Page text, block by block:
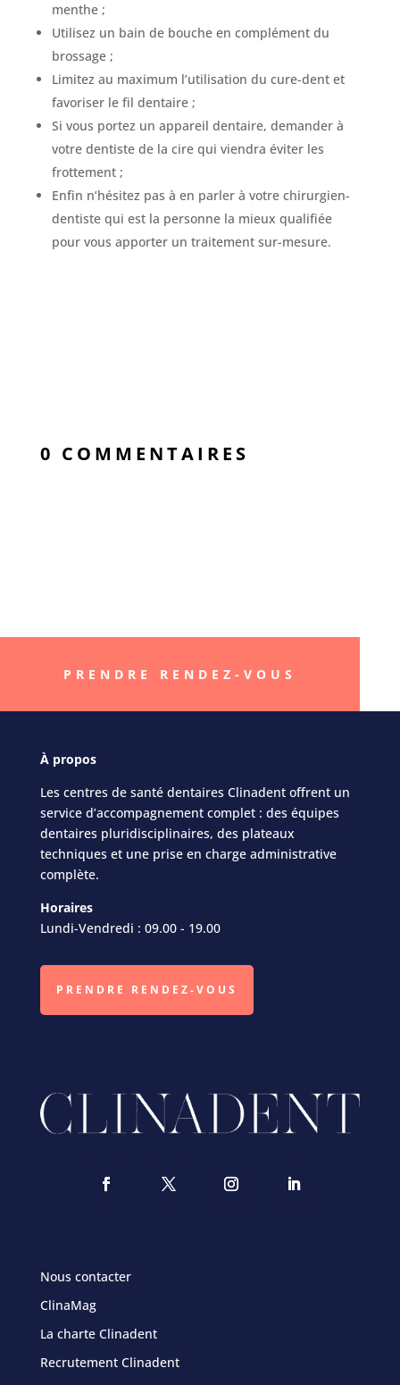
menthe ;
Utilisez un bain de bouche en complément du
brossage ;
Limitez au maximum l’utilisation du cure-dent et
favoriser le fil dentaire ;
Si vous portez un appareil dentaire, demander à
votre dentiste de la cire qui viendra éviter les
frottement ;
Enfin n’hésitez pas à en parler à votre chirurgien-
dentiste qui est la personne la mieux qualifiée
pour vous apporter un traitement sur-mesure.
0 COMMENTAIRES
PRENDRE RENDEZ-VOUS
Àpropos
Les centres de santé dentaires Clinadent offrent un
service d’accompagnement complet : des équipes
dentaires pluridisciplinaires, des plateaux
techniques et une prise en charge administrative
complète.
Horaires
Lundi-Vendredi : 09.00 - 19.00
PRENDRE RENDEZ-VOUS
Nous contacter
ClinaMag
La charte Clinadent
Recrutement Clinadent